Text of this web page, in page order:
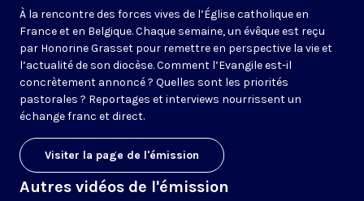
À la rencontre des forces vives de l’Église catholique en
France et en Belgique. Chaque semaine, un évêque est reçu
par Honorine Grasset pour remettre en perspective la vie et
l’actualité de son diocèse. Comment l’Evangile est-il
concrètement annoncé ? Quelles sont les priorités
pastorales ? Reportages et interviews nourrissent un
échange franc et direct.
Visiter la page de l'émission
Autres vidéos de l'émission